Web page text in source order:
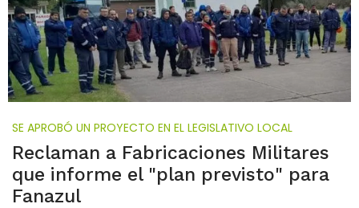
SE APROBÓ UN PROYECTO EN EL LEGISLATIVO LOCAL
Reclaman a Fabricaciones Militares
que informe el "plan previsto" para
Fanazul